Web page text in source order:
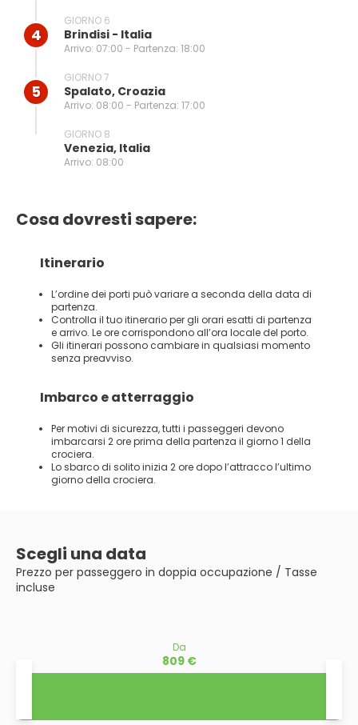
4
GIORNO 6
Brindisi - Italia
Arrivo: 07:00 - Partenza: 18:00
5
GIORNO 7
Spalato, Croazia
Arrivo: 08:00 - Partenza: 17:00
GIORNO 8
Venezia, Italia
Arrivo: 08:00
Cosa dovresti sapere:
Itinerario
L’ordine dei porti può variare a seconda della data di
partenza.
Controlla il tuo itinerario per gli orari esatti di partenza
e arrivo. Le ore corrispondono all’ora locale del porto.
Gli itinerari possono cambiare in qualsiasi momento
senza preavviso.
Imbarco e atterraggio
Per motivi di sicurezza, tutti i passeggeri devono
imbarcarsi 2 ore prima della partenza il giorno 1 della
crociera.
Lo sbarco di solito inizia 2 ore dopo l’attracco l’ultimo
giorno della crociera.
Scegli una data
Prezzo per passeggero in doppia occupazione / Tasse
incluse
Da
809 €